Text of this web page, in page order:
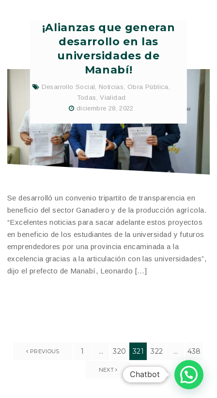
¡Alianzas que generan
desarrollo en las
universidades de
Manabí!
Desarrollo Social Noticias Obra Pública
Todas ,Vialidad
diciembre 28, 2022
Se desarrolló un convenio tripartito de transparencia en
beneficio del sector Ganadero y de la producción agrícola.
“Excelentes noticias para sacar adelante estos proyectos
en beneficio de los estudiantes de la universidad y futuros
emprendedores por una provincia encaminada a la
excelencia gracias a la articulación con las universidades”,
dijo el prefecto de Manabí, Leonardo […]
PREVIOUS 1 … 320 321 322 … 438
NEXT Chatbot